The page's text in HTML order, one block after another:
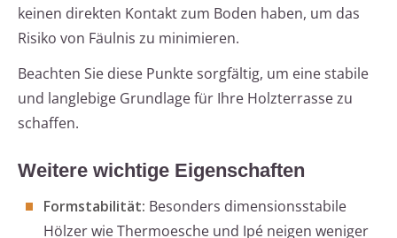
keinen direkten Kontakt zum Boden haben, um das
Risiko von Fäulnis zu minimieren.
Beachten Sie diese Punkte sorgfältig, um eine stabile
und langlebige Grundlage für Ihre Holzterrasse zu
schaffen.
Weitere wichtige Eigenschaften
Formstabilität: Besonders dimensionsstabile
Hölzer wie Thermoesche und Ipé neigen weniger